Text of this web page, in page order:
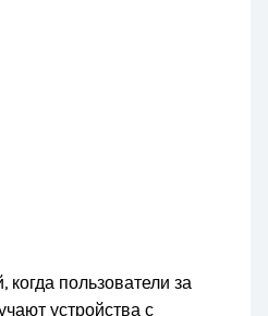
пользователи за
устройства с